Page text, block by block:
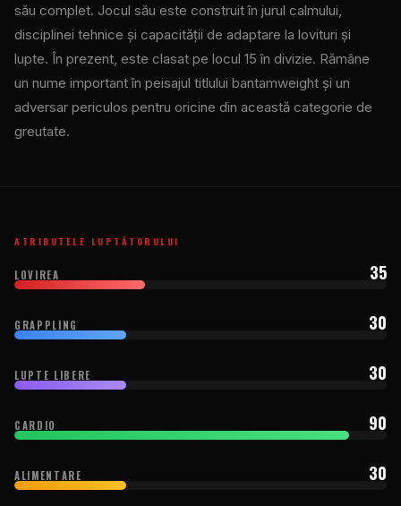
său complet. Jocul său este construit în jurul calmului,
disciplinei tehnice și capacității de adaptare la lovituri și
lupte. În prezent, este clasat pe locul 15 în divizie. Rămâne
un nume important în peisajul titlului bantamweight și un
adversar periculos pentru oricine din această categorie de
greutate.
ATRIBUTELE LUPTĂTORULUI
LOVIREA 35
GRAPPLING 30
LUPTE LIBERE 30
CARDIO 90
ALIMENTARE 30